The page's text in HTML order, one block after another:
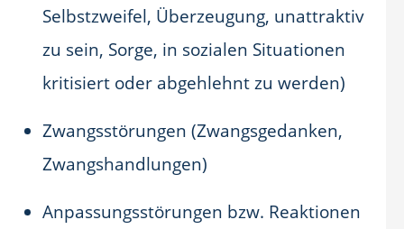
Selbstzweifel, Überzeugung, unattraktiv
zu sein, Sorge, in sozialen Situationen
kritisiert oder abgehlehnt zu werden)
Zwangsstörungen (Zwangsgedanken,
Zwangshandlungen)
Anpassungsstörungen bzw. Reaktionen